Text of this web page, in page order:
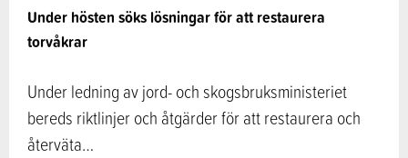
Under hösten söks lösningar för att restaurera
torvåkrar
Under ledning av jord- och skogsbruksministeriet
bereds riktlinjer och åtgärder för att restaurera och
återväta…